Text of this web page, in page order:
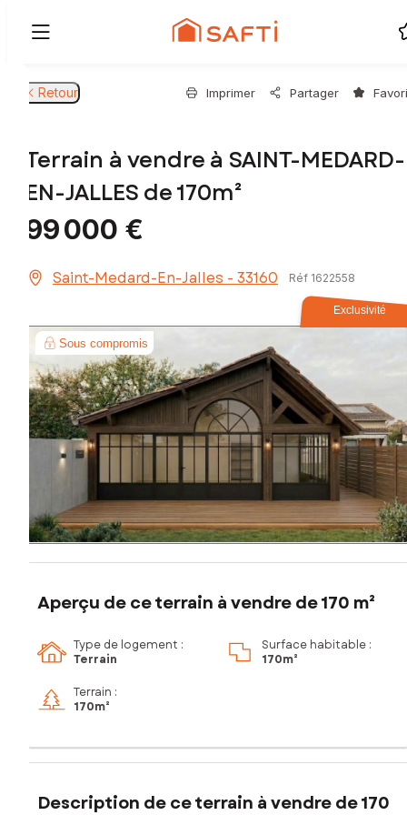
Retour Imprimer Partager
Terrain à vendre à SAINT-MEDARD-
EN-JALLES de 170m²
99 000 €
Saint-Medard-En-Jalles - 33160 Réf 1622558
Exclusivité
Sous compromis
Aperçu de ce terrain à vendre de 170 m²
Type de logement :
Terrain
Surface habitable :
170m²
Terrain :
170m²
Description de ce terrain à vendre de 170